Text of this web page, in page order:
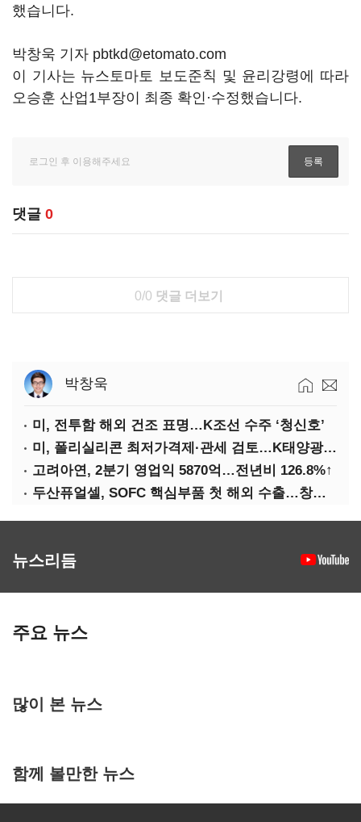
했습니다.
박창욱 기자 pbtkd@etomato.com
이 기사는 뉴스토마토 보도준칙 및 윤리강령에 따라
오승훈 산업1부장이 최종 확인·수정했습니다.
댓글 0
0/0 댓글 더보기
박창욱
미, 전투함 해외 건조 표명…K조선 수주 ‘청신호’
미, 폴리실리콘 최저가격제·관세 검토…K태양광 입지 확대 기대
고려아연, 2분기 영업익 5870억…전년비 126.8%↑
두산퓨얼셀, SOFC 핵심부품 첫 해외 수출…창사 이래 최대 규모
뉴스리듬
주요 뉴스
많이 본 뉴스
함께 볼만한 뉴스